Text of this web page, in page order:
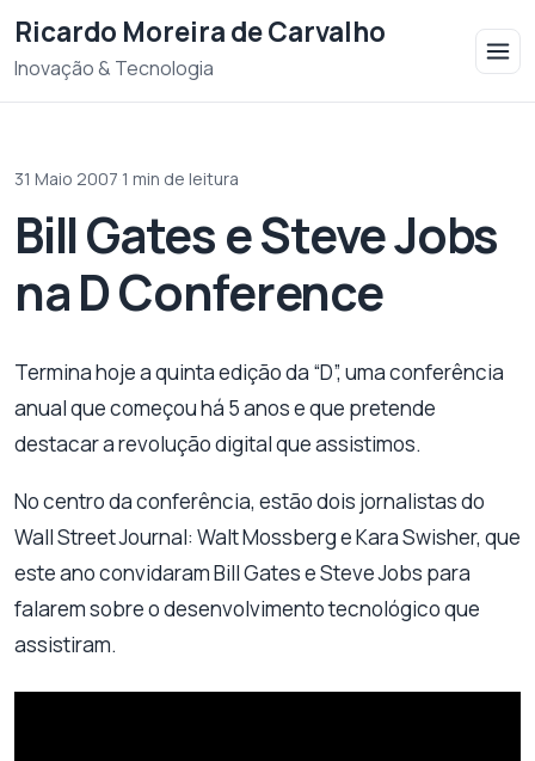
Ricardo Moreira de Carvalho
Inovação & Tecnologia
31 Maio 2007 1 min de leitura
Bill Gates e Steve Jobs
na D Conference
Termina hoje a quinta edição da “D”, uma conferência
anual que começou há 5 anos e que pretende
destacar a revolução digital que assistimos.
No centro da conferência, estão dois jornalistas do
Wall Street Journal: Walt Mossberg e Kara Swisher, que
este ano convidaram Bill Gates e Steve Jobs para
falarem sobre o desenvolvimento tecnológico que
assistiram.